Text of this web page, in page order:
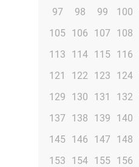
97
98 99 100
105
106 107 108
113
114 115 116
121
122 123 124
129
130 131 132
137
138 139 140
145
146 147 148
153
154 155 156